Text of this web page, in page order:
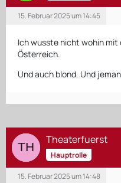
15. Februar 2025 um 14:45
Ich wusste nicht wohin mit
Österreich.
Und auch blond. Und
Theaterfuerst
Hauptrolle
15. Februar 2025 um 14:48